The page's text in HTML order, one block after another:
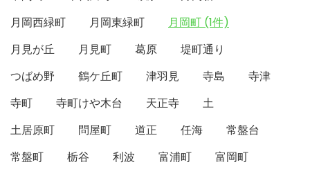
月岡西緑町
月岡東緑町
月岡町 (1件)
月見が丘
月見町 葛原
堤町通り
つばめ野
鶴ケ丘町 津羽見 寺島
寺津
寺町
寺町けや木台 天正寺
土
土居原町
問屋町 道正 任海
常盤台
常盤町
栃谷 利波 富浦町
富岡町